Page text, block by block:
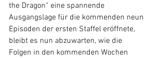
the Dragon“ eine spannende
Ausgangslage für die kommenden neun
Episoden der ersten Staffel eröffnete,
bleibt es nun abzuwarten, wie die
Folgen in den kommenden Wochen